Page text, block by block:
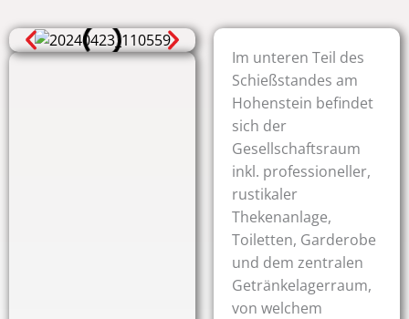
Im unteren Teil des
Schießstandes am
Hohenstein befindet
sich der
Gesellschaftsraum
inkl. professioneller,
rustikaler
Thekenanlage,
Toiletten, Garderobe
und dem zentralen
Getränkelagerraum,
von welchem